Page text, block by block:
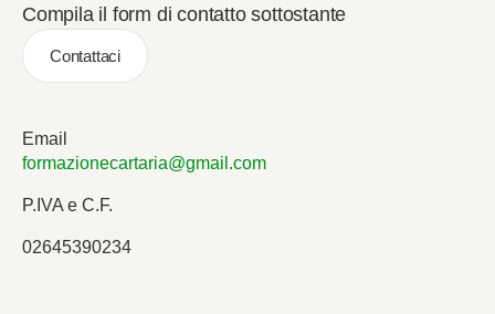
Compila il form di contatto sottostante
Contattaci
Email
formazionecartaria@gmail.com
P.IVA e C.F.
02645390234